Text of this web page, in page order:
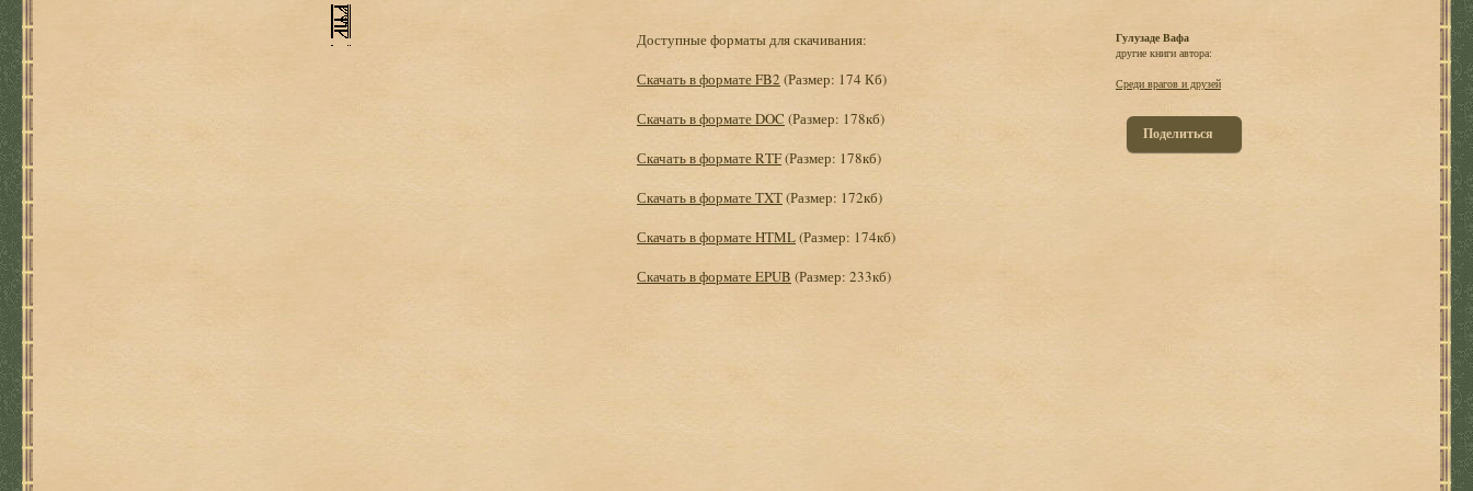
Доступные форматы для скачивания:
Скачать в формате FB2 (Размер: 174 Кб)
Скачать в формате DOC (Размер: 178кб)
Скачать в формате RTF(Размер: 178кб)
Скачать в формате TXT(Размер: 172кб)
Скачать в формате HTML(Размер: 174кб)
Скачать в формате EPUB (Размер: 233кб)
Гулузаде Вафа
другие книги автора:
Среди врагов и друзей
Поделиться